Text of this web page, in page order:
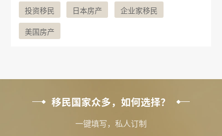
投资移民 日本房产 企业家移民
美国房产
移民国家众多，如何选择？
一键填写，私人订制